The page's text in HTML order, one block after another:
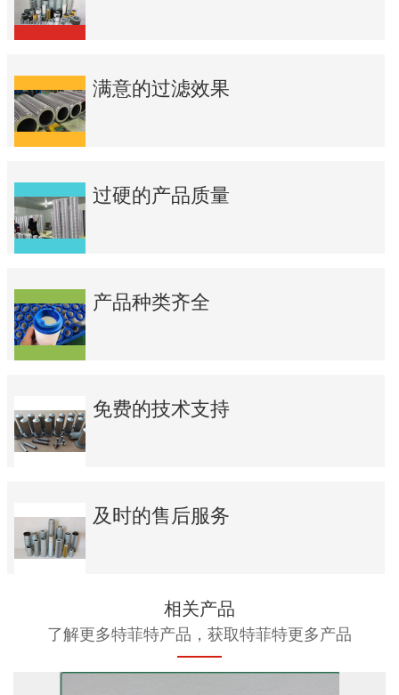
满意的过滤效果
过硬的产品质量
产品种类齐全
免费的技术支持
及时的售后服务
相关产品
了解更多特菲特产品，获取特菲特更多产品